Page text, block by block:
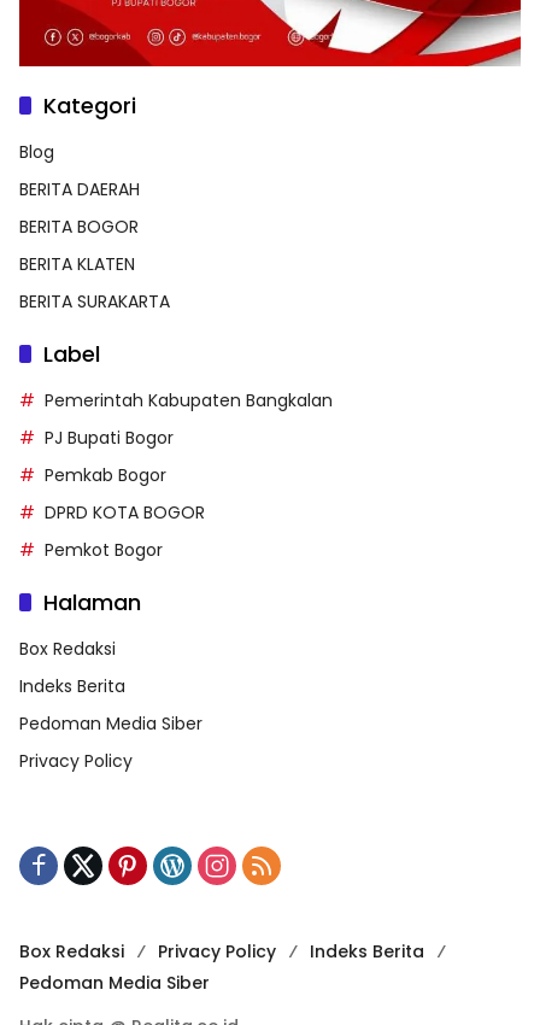
Kategori
Blog
BERITA DAERAH
BERITA BOGOR
BERITA KLATEN
BERITA SURAKARTA
Label
Pemerintah Kabupaten Bangkalan
PJ Bupati Bogor
Pemkab Bogor
DPRD KOTA BOGOR
Pemkot Bogor
Halaman
Box Redaksi
Indeks Berita
Pedoman Media Siber
Privacy Policy
Box Redaksi Privacy Policy
Indeks Berita
Pedoman Media Siber